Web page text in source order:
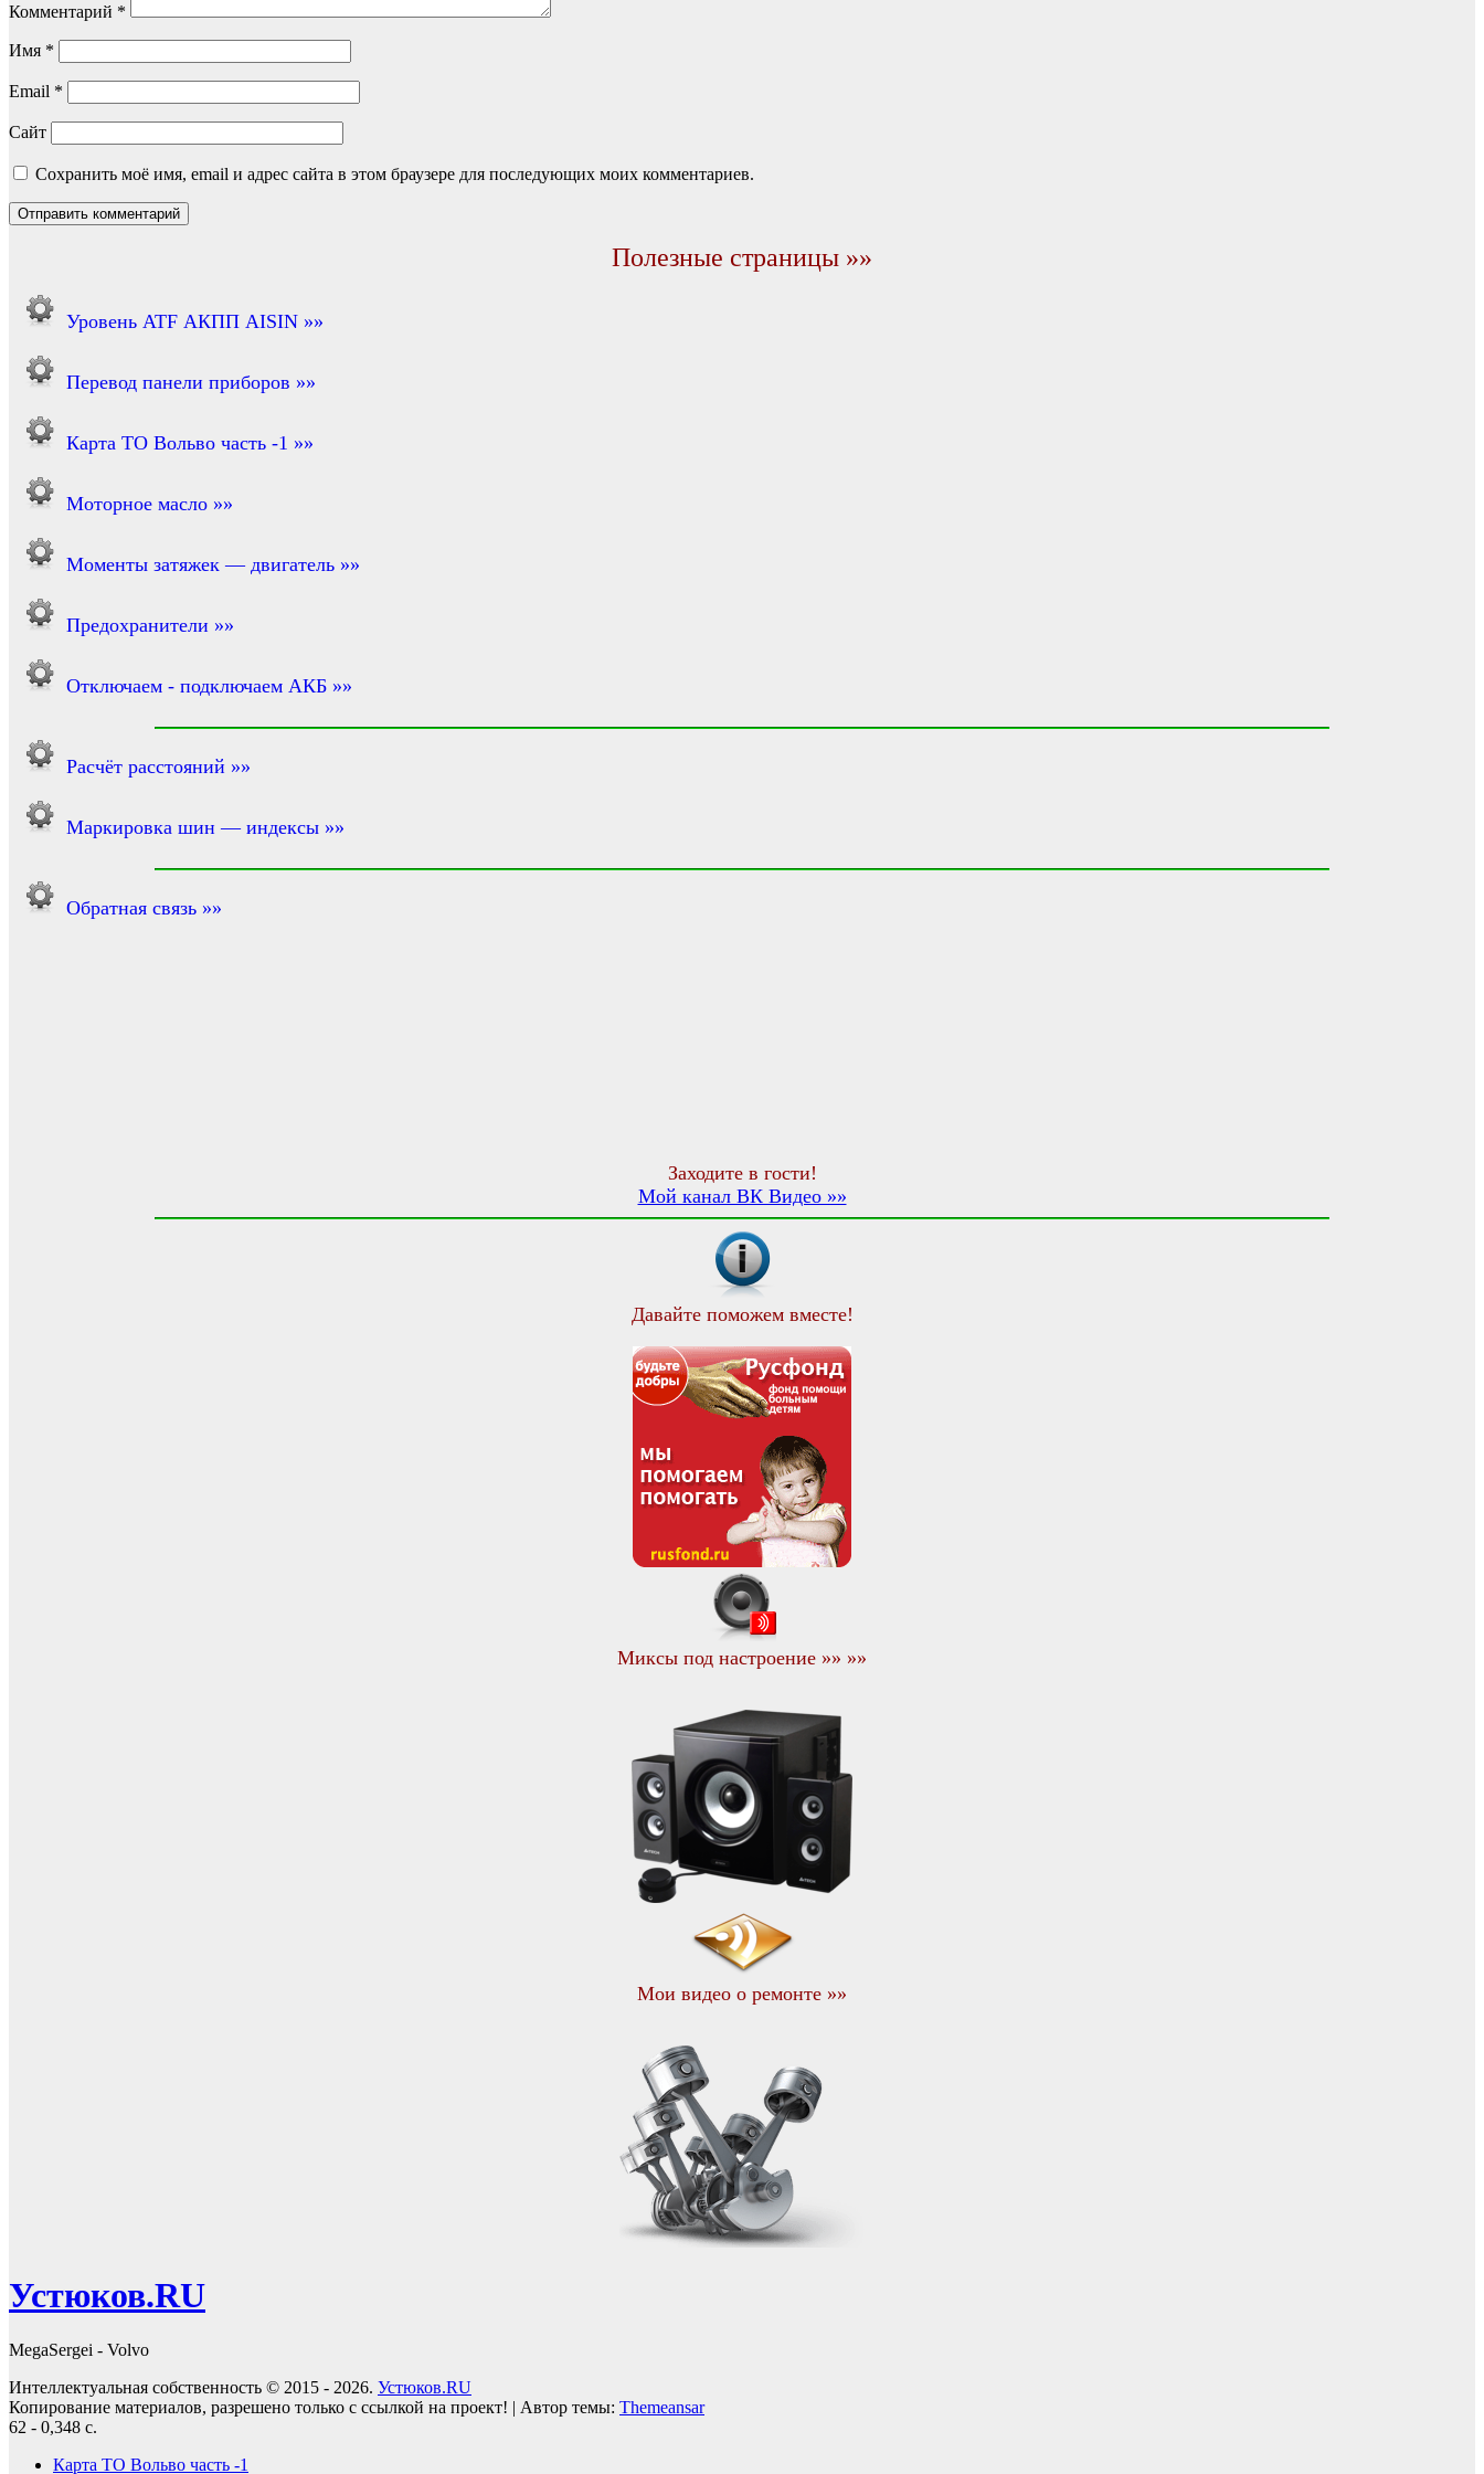
Комментарий *
Имя *
Email *
Сайт
Сохранить моё имя, email и адрес сайта в этом браузере для последующих моих комментариев.
Полезные страницы »»
Уровень ATF АКПП AISIN »»
Перевод панели приборов »»
Карта ТО Вольво часть -1 »»
Моторное масло »»
Моменты затяжек — двигатель »»
Предохранители »»
Отключаем - подключаем АКБ »»
Расчёт расстояний »»
Маркировка шин — индексы »»
Обратная связь »»
Заходите в гости!
Мой канал ВК Видео »»
Давайте поможем вместе!
Миксы под настроение »» »»
Мои видео о ремонте »»
Устюков.RU
MegaSergei - Volvo
Интеллектуальная собственность © 2015 - 2026. Устюков.RU
Копирование материалов, разрешено только с ссылкой на проект! | Автор темы: Themeansar
62 - 0,348 с.
Карта ТО Вольво часть -1